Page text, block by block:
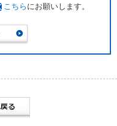
こちら にお願いします。